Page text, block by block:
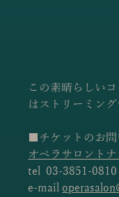
この素晴らしい
はストリーミン
■チケットのお
オペラサロントナ
tel  03-3851-0810
e-mail